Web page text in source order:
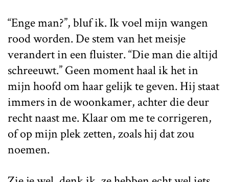
“Enge man?”, bluf ik. Ik voel mijn wangen
rood worden. De stem van het meisje
verandert in een fluister. “Die man die altijd
schreeuwt.” Geen moment haal ik het in
mijn hoofd om haar gelijk te geven. Hij staat
immers in de woonkamer, achter die deur
recht naast me. Klaar om me te corrigeren,
of op mijn plek zetten, zoals hij dat zou
noemen.